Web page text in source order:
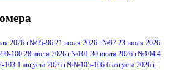
(11)№96 9 августа 2012
июля 2015 г(9) №96+97 3
№96+97 30 июля
2026 г№95-96 21 июля 2026 г№97 23 июля 2026
100 28 июля 2026 г№101 30 июля 2026 г№104 4
1 августа 2026 г№№105-106 6 августа 2026 г